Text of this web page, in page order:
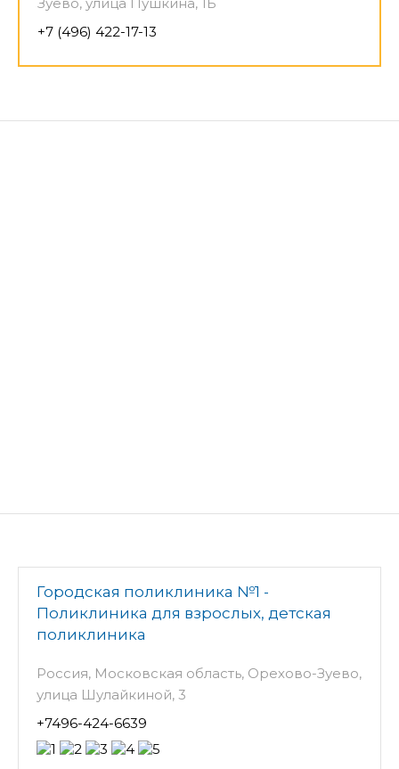
+7 (496) 422-17-13
Городская поликлиника №1 -
Поликлиника для взрослых, детская
поликлиника
Россия, Московская область, Орехово-Зуево,
улица Шулайкиной, 3
+7496-424-6639